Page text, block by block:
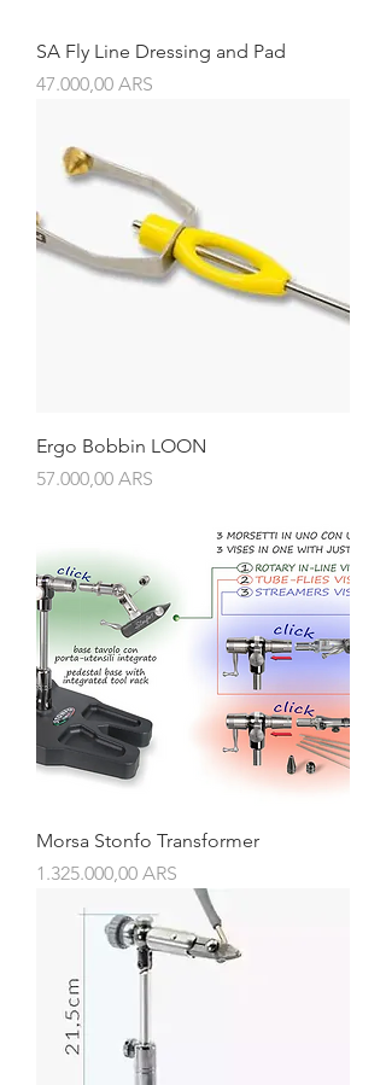
SA Fly Line Dressing and Pad
Precio
47.000,00 ARS
Ergo Bobbin LOON
Precio
57.000,00 ARS
Morsa Stonfo Transformer
Precio
1.325.000,00 ARS